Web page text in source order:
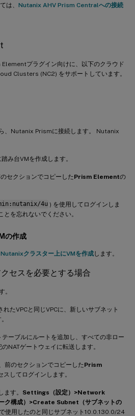
は、 Nutanix AHV Prism Centralへの接続
プラグイン向けに、以下のクラウド
Clusters (NC2) をサポートしています。
、Nutanix Prismに接続します。 Nutanix
み台VMを作成します。
セクションでコピーしたPrism Elementの
4u ) を使用してログインしま
を忘れないでください。
の作成
Nutanixクラスター上にVMを作成します。
セスを必要とする場合
。
たVPCと同じVPCに、新しいサブネット
テーブルにルートを追加し、すべての非ロー
NATゲートウェイに転送します。
前のセクションでコピーしたPrism
スしてログインします。
す。 Settings（設定）>Network
ク構成）>Create Subnet（サブネットの
使用したのと同じサブネット10.0.130.0/24